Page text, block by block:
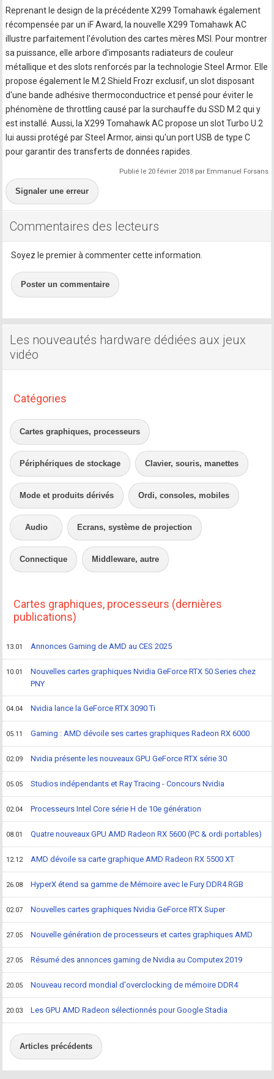
Reprenant le design de la précédente X299 Tomahawk également
récompensée par un iF Award, la nouvelle X299 Tomahawk AC
illustre parfaitement l'évolution des cartes mères MSI. Pour montrer
sa puissance, elle arbore d'imposants radiateurs de couleur
métallique et des slots renforcés par la technologie Steel Armor. Elle
propose également le M.2 Shield Frozr exclusif, un slot disposant
d'une bande adhésive thermoconductrice et pensé pour éviter le
phénomène de throttling causé par la surchauffe du SSD M.2 qui y
est installé. Aussi, la X299 Tomahawk AC propose un slot Turbo U.2
lui aussi protégé par Steel Armor, ainsi qu'un port USB de type C
pour garantir des transferts de données rapides.
Publié le 20 février 2018 par Emmanuel Forsans
Signaler une erreur
Commentaires des lecteurs
Soyez le premier à commenter cette information.
Poster un commentaire
Les nouveautés hardware dédiées aux jeux
vidéo
Catégories
Cartes graphiques, processeurs
Périphériques de stockage Clavier, souris, manettes
Mode et produits dérivés Ordi, consoles, mobiles
Audio Ecrans, système de projection
Connectique Middleware, autre
Cartes graphiques, processeurs (dernières
publications)
13.01 Annonces Gaming de AMD au CES 2025
10.01
Nouvelles cartes graphiques Nvidia GeForce RTX 50 Series chez
PNY
04.04 Nvidia lance la GeForce RTX 3090 Ti
05.11 Gaming : AMD dévoile ses cartes graphiques Radeon RX 6000
02.09 Nvidia présente les nouveaux GPU GeForce RTX série 30
05.05 Studios indépendants et Ray Tracing - Concours Nvidia
02.04 Processeurs Intel Core série H de 10e génération
08.01 Quatre nouveaux GPU AMD Radeon RX 5600 (PC & ordi portables)
12.12 AMD dévoile sa carte graphique AMD Radeon RX 5500 XT
26.08 HyperX étend sa gamme de Mémoire avec le Fury DDR4 RGB
02.07 Nouvelles cartes graphiques Nvidia GeForce RTX Super
27.05 Nouvelle génération de processeurs et cartes graphiques AMD
27.05 Résumé des annonces gaming de Nvidia au Computex 2019
20.05 Nouveau record mondial d'overclocking de mémoire DDR4
20.03 Les GPU AMD Radeon sélectionnés pour Google Stadia
Articles précédents